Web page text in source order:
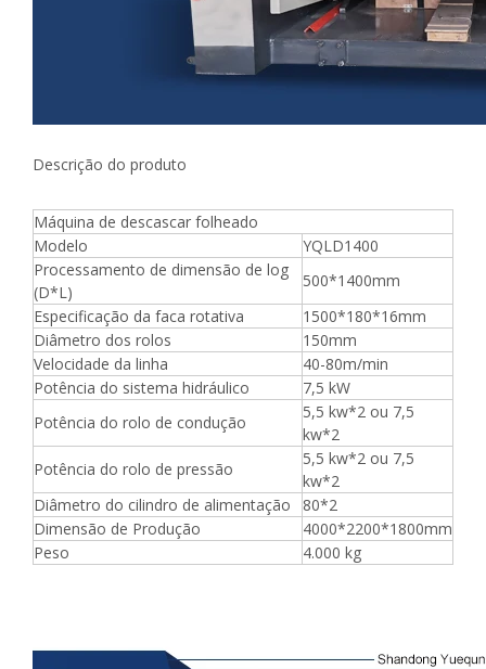
Descrição do produto
Máquina de descascar folheado
Modelo
YQLD1400
Processamento de dimensão de log
(D*L)
500*1400mm
Especificação da faca rotativa
1500*180*16mm
Diâmetro dos rolos
150mm
Velocidade da linha
40-80m/min
Potência do sistema hidráulico
7,5 kW
Potência do rolo de condução
5,5 kw*2 ou 7,5
kw*2
Potência do rolo de pressão
5,5 kw*2 ou 7,5
kw*2
Diâmetro do cilindro de alimentação
80*2
Dimensão de Produção
4000*2200*1800mm
Peso
4.000 kg